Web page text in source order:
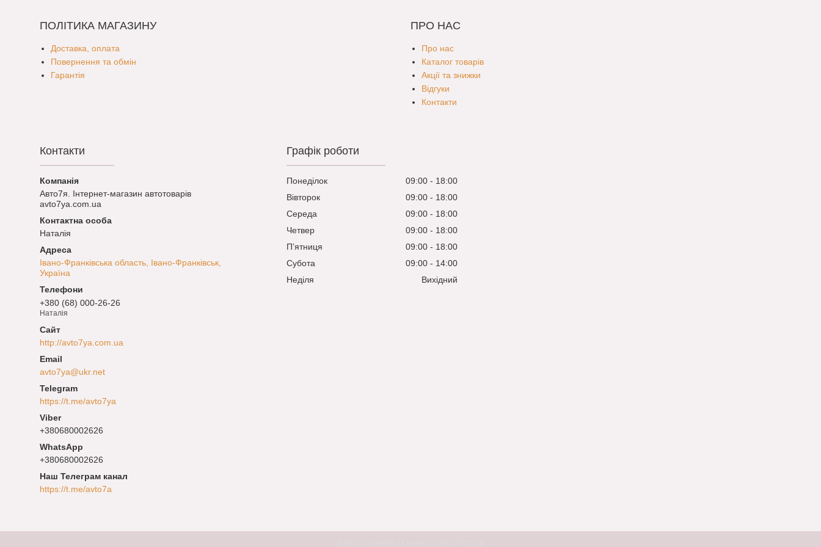
ПОЛІТИКА МАГАЗИНУ
Доставка, оплата
Повернення та обмін
Гарантія
ПРО НАС
Про нас
Каталог товарів
Акції та знижки
Відгуки
Контакти
Контакти
Авто7я. Інтернет-магазин автотоварів
avto7ya.com.ua
Наталія
Івано-Франківська область, Івано-Франківськ,
Україна
+380 (68) 000-26-26
Наталія
http://avto7ya.com.ua
avto7ya@ukr.net
https://t.me/avto7ya
+380680002626
+380680002626
Наш Телеграм канал
https://t.me/avto7a
Графік роботи
Понеділок 09:00
18:00
Вівторок
09:00
18:00
Середа
09:00
18:00
Четвер
09:00
18:00
Пʼятниця
09:00
18:00
Субота
09:00
14:00
Неділя
Вихідний